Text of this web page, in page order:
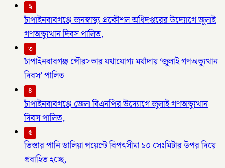
২
চাঁপাইনবাবগঞ্জে জনস্বাস্থ্য প্রকৌশল অধিদপ্তরের উদ্যোগে জুলাই
গণঅভ্যুত্থান দিবস পালিত,
৩
চাঁপাইনবাবগঞ্জ পৌরসভার যথাযোগ্য মর্যাদায় ‘জুলাই গণঅভ্যুত্থান
দিবস’ পালিত
৪
চাঁপাইনবাবগঞ্জে জেলা বিএনপির উদ্যোগে জুলাই গণঅভ্যুত্থান
দিবস পালিত,
৫
তিস্তার পানি ডালিয়া পয়েন্টে বিপৎসীমা ১০ সেঃমিটার উপর দিয়ে
প্রবাহিত হচ্ছে,